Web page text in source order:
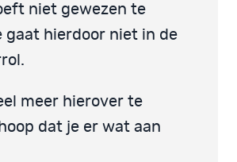
niet gewezen te
gaat hierdoor niet in de
meer hierover te
dat je er wat aan